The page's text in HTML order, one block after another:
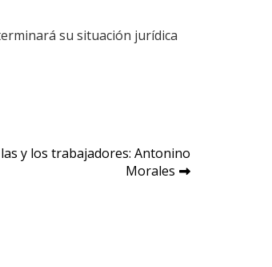
su situación jurídica
y los trabajadores: Antonino
Morales